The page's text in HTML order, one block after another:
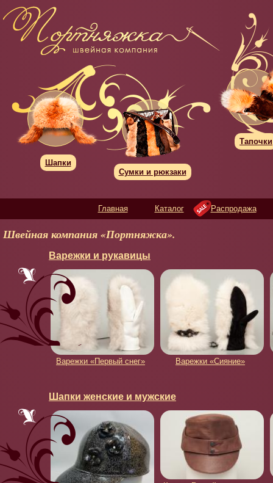
Шапки
Сумки и рюкзаки
Тапочки
Главная Каталог Распродажа
Швейная компания «Портняжка».
Варежки и рукавицы
Варежки «Первый снег» Варежки «Сияние»
Шапки женские и мужские